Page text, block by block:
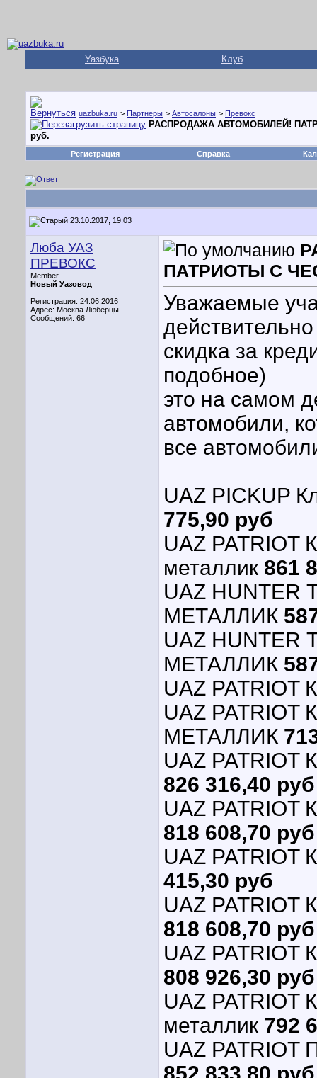
Уазбука Клуб
uazbuka.ru > Партнеры > Автосалоны > Превокс
РАСПРОДАЖА АВТОМОБИЛЕЙ!
руб.
Регистрация Справка
23.10.2017, 19:03
Люба УАЗ
ПРЕВОКС
Member
Новый Уазовод
Регистрация: 24.06.2016
Адрес: Москва Люберцы
Сообщений: 66
ПАТРИОТЫ С
Уважаемые
скидка за
подобное)
это на самом
автомобили,
все
UAZ PICKUP
775,90 руб
UAZ PATRIOT
металлик 861
UAZ
МЕТАЛЛИК
UAZ
МЕТАЛЛИК
UAZ PATRIOT
UAZ
МЕТАЛЛИК
UAZ PATRIOT
826 316,40 руб
UAZ PATRIOT
818 608,70 руб
UAZ
415,30 руб
UAZ PATRIOT
818 608,70 руб
UAZ PATRIOT
808 926,30 руб
UAZ PATRIOT
металлик 792
UAZ PATRIOT